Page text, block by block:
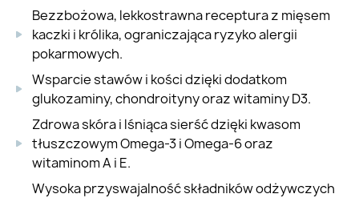
Bezzbożowa, lekkostrawna receptura z mięsem
kaczki i królika, ograniczająca ryzyko alergii
pokarmowych.
Wsparcie stawów i kości dzięki dodatkom
glukozaminy, chondroityny oraz witaminy D3.
Zdrowa skóra i lśniąca sierść dzięki kwasom
tłuszczowym Omega-3 i Omega-6 oraz
witaminom A i E.
Wysoka przyswajalność składników odżywczych